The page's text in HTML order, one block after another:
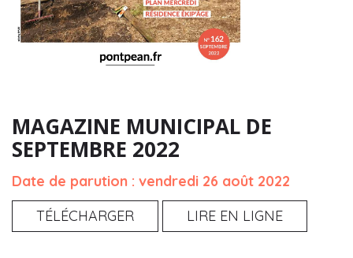
MAGAZINE MUNICIPAL DE
SEPTEMBRE 2022
Date de parution : vendredi 26 août 2022
TÉLÉCHARGER
LIRE EN LIGNE